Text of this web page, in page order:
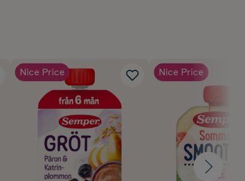
Nice Price Nice Price